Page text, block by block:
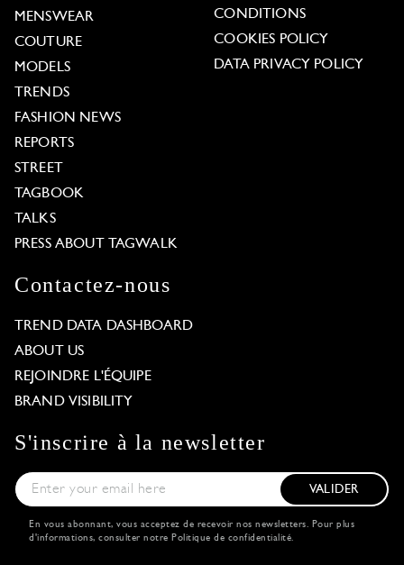
MENSWEAR
COUTURE
MODELS
TRENDS
FASHION NEWS
REPORTS
STREET
TAGBOOK
TALKS
PRESS ABOUT TAGWALK
CONDITIONS
COOKIES POLICY
DATA PRIVACY POLICY
Contactez-nous
TREND DATA DASHBOARD
ABOUT US
REJOINDRE L'ÉQUIPE
BRAND VISIBILITY
S'inscrire à la newsletter
VALIDER
En vous abonnant, vous acceptez de recevoir nos newsletters. Pour plus
d'informations, consulter notre Politique de confidentialité.